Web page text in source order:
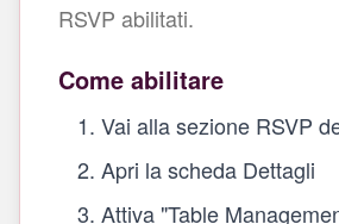
RSVP abilitati.
Come abilitare
Vai alla sezione RSVP
Apri la scheda Dettagli
Attiva "Table